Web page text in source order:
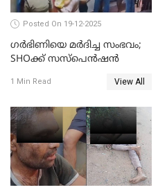
Posted On 19-12-2025
ഗര്‍ഭിണിയെ മർദിച്ച സംഭവം;
SHOക്ക് സസ്പെൻഷൻ
1 Min Read View All